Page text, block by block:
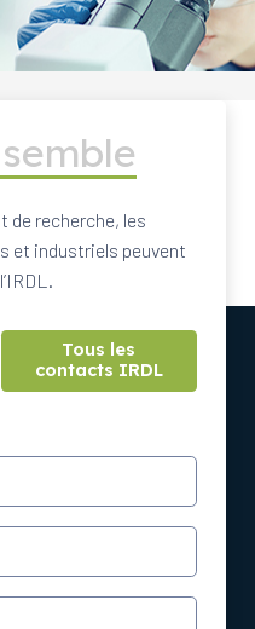
de recherche, les
et industriels peuvent
Tous les
contacts IRDL